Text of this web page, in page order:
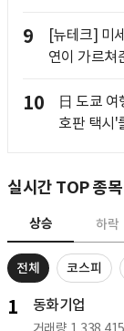
9
[뉴테크] 미
연이 가르쳐
10
日 도쿄 여
호판 택시'
실시간 TOP 종목
상승 하락
전체 코스피
1 동화기업